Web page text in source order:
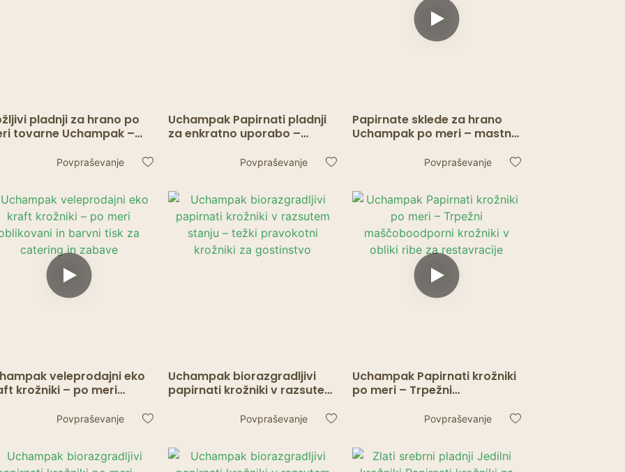
pladnji za hrano po
tovarne Uchampak –
Povpraševanje
Uchampak Papirnati pladnji
za enkratno uporabo –
krompirček in piščanca
Povpraševanje
Papirnate sklede za hrano
Uchampak po meri – mastne
Povpraševanje
veleprodajni eko
krožniki – po meri
in zabave
Povpraševanje
Uchampak biorazgradljivi
papirnati krožniki v razsutem
krožniki za gostinstvo
Povpraševanje
Uchampak Papirnati krožniki
po meri – Trpežni
obliki ribe za restavracije
Povpraševanje